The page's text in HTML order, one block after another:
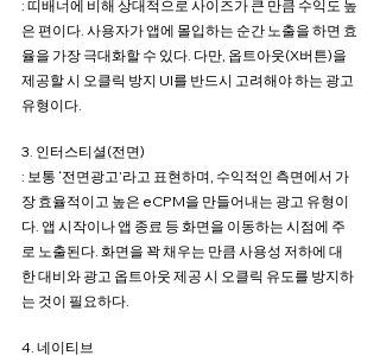
: 띠배너에 비해 상대적으로 사이즈가 큰 만큼 수익도 높
은 편이다. 사용자가 앱에 몰입하는 순간 노출을 하면 효
율을 가장 극대화할 수 있다. 다만, 옵트아웃(X버튼)을
제공할 시 오클릭 방지 UI를 반드시 고려해야 하는 광고
유형이다.
3. 인터스티셜(전면)
: 보통 ‘전면광고’라고 표현하며, 수익적인 측면에서 가
장 효율적이고 높은 eCPM을 만들어내는 광고 유형이
다. 앱 시작이나 앱 종료 등 화면을 이동하는 시점에 주
로 노출된다. 화면을 꽉 채우는 만큼 사용성 저하에 대
한 대비와 광고 옵트아웃 제공 시 오클릭 유도를 방지하
는 것이 필요하다.
4. 네이티브